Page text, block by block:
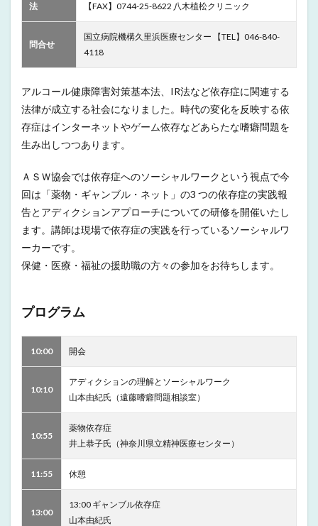
法
【FAX】0744-25-8622 八木植松クリニック
問合せ
国立病院機構久里浜医療センター 【TEL】046-840-
4118
アルコール健康障害対策基本法、IR法など依存症に関連する
法律が成立する社会になりました。時代の変化を反映する依
存症はインターネットやゲーム依存などあらたな嗜癖問題を
生み出しつつあります。
ＡＳＷ協会では依存症へのソーシャルワークという視点で今
回は「薬物・ギャンブル・ネット」の3 つの依存症の実践報
告とアディクションアプローチについての研修を開催いたし
ます。講師は現場で依存症の実践を行っているソーシャルワ
ーカーです。
保健・医療・福祉の援助職の方々の参加をお待ちします。
プログラム
10:00 開会
10:10
アディクションの理解とソーシャルワーク
山本由紀氏（遠藤嗜癖問題相談室）
10:55
薬物依存症
井上恭子氏（神奈川県立精神医療センター）
11:55 休憩
13:00
13:00 ギャンブル依存症
山本由紀氏